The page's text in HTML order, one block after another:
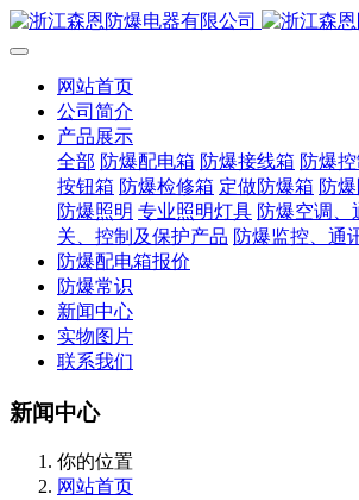
网站首页
公司简介
产品展示
全部 防爆配电箱 防爆接线箱 防爆
按钮箱 防爆检修箱 定做防爆箱 防
防爆照明 专业照明灯具 防爆空调、
关、控制及保护产品 防爆监控、通
防爆配电箱报价
防爆常识
新闻中心
实物图片
联系我们
新闻中心
你的位置
网站首页